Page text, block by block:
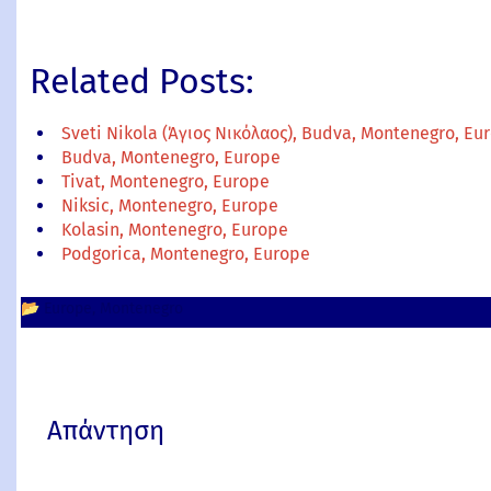
Related Posts:
Sveti Nikola (Άγιος Νικόλαος), Budva, Montenegro,
Budva, Montenegro, Europe
Tivat, Montenegro, Europe
Niksic, Montenegro, Europe
Kolasin, Montenegro, Europe
Podgorica, Montenegro, Europe
📂
Απάντηση